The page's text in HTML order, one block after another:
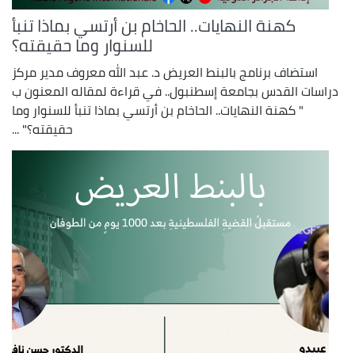
كهنة النهايات.. الحاخام بن أرتسي بماذا تنبأ
للسنوار وما حقيقته؟
استضاف برنامج بالبنط العريض د. عبد الله معروف مدير مركز
دراسات القدس بجامعة إسطنبول.. في قراءة لمقاله المعنون ب
" كهنة النهايات.. الحاخام بن أرتسي بماذا تنبأ للسنوار وما
حقيقته؟" ...